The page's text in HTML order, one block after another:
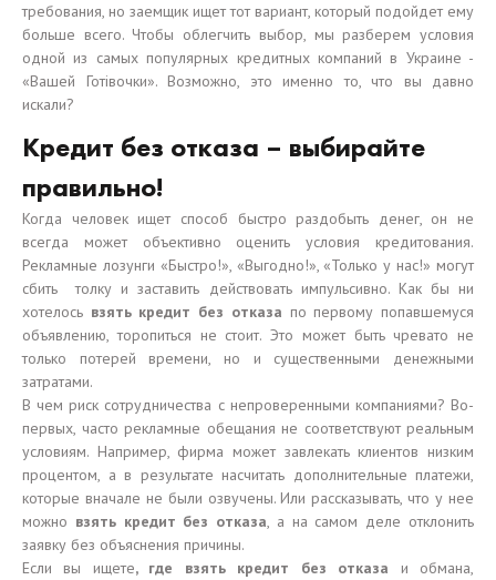
требования, но заемщик ищет тот вариант, который подойдет ему
больше всего. Чтобы облегчить выбор, мы разберем условия
одной из самых популярных кредитных компаний в Украине -
«Вашей Готівочки». Возможно, это именно то, что вы давно
искали?
Кредит без отказа – выбирайте
правильно!
Когда человек ищет способ быстро раздобыть денег, он не
всегда может объективно оценить условия кредитования.
Рекламные лозунги «Быстро!», «Выгодно!», «Только у нас!» могут
сбить толку и заставить действовать импульсивно. Как бы ни
хотелось взять кредит без отказа по первому попавшемуся
объявлению, торопиться не стоит. Это может быть чревато не
только потерей времени, но и существенными денежными
затратами.
В чем риск сотрудничества с непроверенными компаниями? Во-
первых, часто рекламные обещания не соответствуют реальным
условиям. Например, фирма может завлекать клиентов низким
процентом, а в результате насчитать дополнительные платежи,
которые вначале не были озвучены. Или рассказывать, что у нее
можно взять кредит без отказа, а на самом деле отклонить
заявку без объяснения причины.
Если вы ищете, где взять кредит без отказа и обмана,